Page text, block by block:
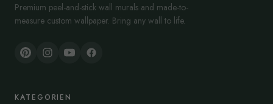
Premium peel-and-stick wall murals and made-to-
measure custom wallpaper. Bring any wall to life.
KATEGORIEN